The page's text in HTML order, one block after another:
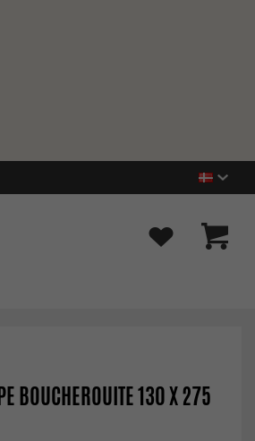
BOUCHEROUITE 130 X 275